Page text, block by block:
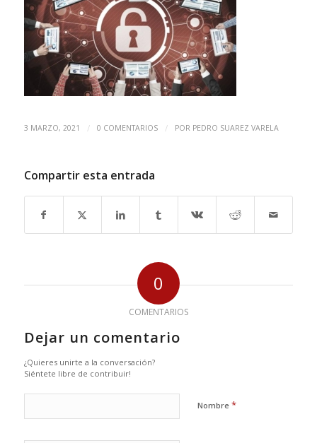
3 MARZO, 2021 / 0 COMENTARIOS / POR PEDRO SUAREZ VARELA
Compartir esta entrada
0
COMENTARIOS
Dejar un comentario
¿Quieres unirte a la conversación?
Siéntete libre de contribuir!
Nombre *